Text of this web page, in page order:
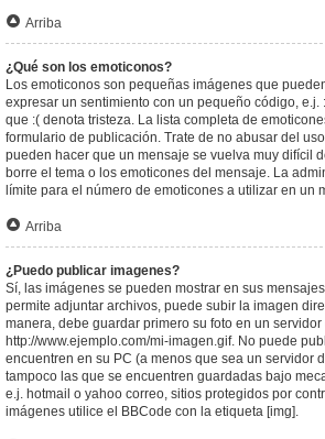
Arriba
¿Qué son los emoticonos?
Los emoticonos son pequeñas imágenes que
expresar un sentimiento con un pequeño código, e.j.
que :( denota tristeza. La lista completa de
formulario de publicación. Trate de no abusar del
pueden hacer que un mensaje se vuelva muy difícil
borre el tema o los emoticones del mensaje. La
límite para el número de emoticones a utilizar en un
Arriba
¿Puedo publicar imagenes?
Sí, las imágenes se pueden mostrar en sus
permite adjuntar archivos, puede subir la imagen
manera, debe guardar primero su foto en un
http://www.ejemplo.com/mi-imagen.gif. No puede
encuentren en su PC (a menos que sea un servidor
tampoco las que se encuentren guardadas bajo
e.j. hotmail o yahoo correo, sitios protegidos por
imágenes utilice el BBCode con la etiqueta [img].